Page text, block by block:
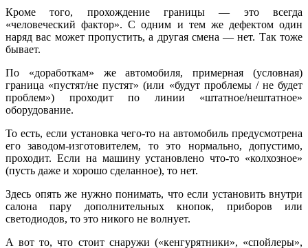
Кроме того, прохождение границы — это всегда
«человеческий фактор». С одним и тем же дефектом один
наряд вас может пропустить, а другая смена — нет. Так тоже
бывает.
По «доработкам» же автомобиля, примерная (условная)
граница «пустят/не пустят» (или «будут проблемы / не будет
проблем») проходит по линии «штатное/нештатное»
оборудование.
То есть, если установка чего-то на автомобиль предусмотрена
его заводом-изготовителем, то это нормально, допустимо,
проходит. Если на машину установлено что-то «колхозное»
(пусть даже и хорошо сделанное), то нет.
Здесь опять же нужно понимать, что если установить внутри
салона пару дополнительных кнопок, приборов или
светодиодов, то это никого не волнует.
А вот то, что стоит снаружи («кенгурятники», «спойлеры»,